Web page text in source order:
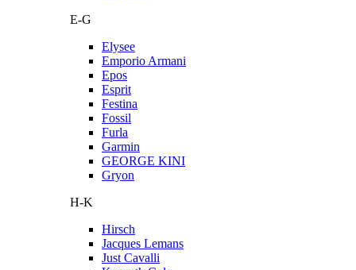
E-G
Elysee
Emporio Armani
Epos
Esprit
Festina
Fossil
Furla
Garmin
GEORGE KINI
Gryon
H-K
Hirsch
Jacques Lemans
Just Cavalli